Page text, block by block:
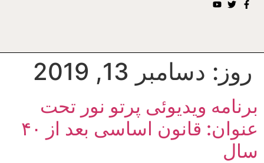
روز: دسامبر 13, 2019
برنامه ویدیوئى پرتو نور تحت
عنوان: قانون اساسى بعد از ۴۰
سال